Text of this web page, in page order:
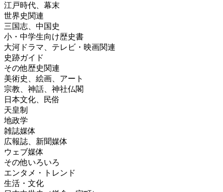
江戸時代、幕末
世界史関連
三国志、中国史
小・中学生向け歴史書
大河ドラマ、テレビ・映画関連
史跡ガイド
その他歴史関連
美術史、絵画、アート
宗教、神話、神社仏閣
日本文化、民俗
天皇制
地政学
雑誌媒体
広報誌、新聞媒体
ウェブ媒体
その他いろいろ
エンタメ・トレンド
生活・文化